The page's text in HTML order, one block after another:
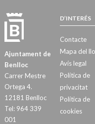
Ajuntament de
Benlloc
Carrer Mestre
Ortega 4.
12181 Benlloc
Tel: 964 339
001
D’INTERÉS
Contacte
Mapa del
Avís legal
Política de
privacitat
Política de
cookies